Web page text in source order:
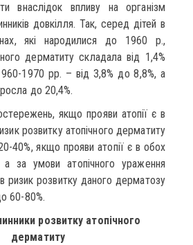
внаслідок впливу на організм
довкілля. Так, серед дітей в
які народилися до 1960 р.,
дерматиту складала від 1,4%
1970 рр. – від 3,8% до 8,8%, а
до 20,4%.
якщо прояви атопії є в
розвитку атопічного дерматиту
40%, якщо прояви атопії є в обох
за умови атопічного ураження
ризик розвитку даного дерматозу
60-80%.
розвитку атопічного
дерматиту